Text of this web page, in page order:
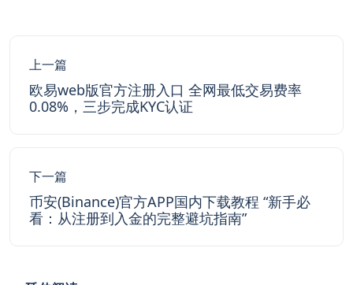
上一篇
欧易web版官方注册入口 全网最低交易费率
0.08%，三步完成KYC认证
下一篇
币安(Binance)官方APP国内下载教程 “新手必
看：从注册到入金的完整避坑指南”